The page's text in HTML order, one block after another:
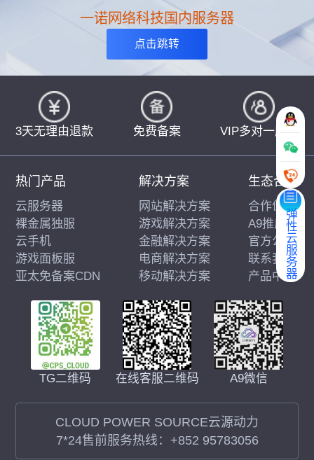
弹性云服务器
一诺网络科技国内服务器
点击跳转
3天无理由退款 免费备案 VIP多对一服务
TG二维码 在线客服二维码 A9微信
CLOUD POWER SOURCE云源动力
7*24售前服务热线： +852 95783056
热门产品
云服务器
裸金属独服
云手机
游戏面板服
亚太免备案CDN
解决方案
网站解决方案
游戏解决方案
金融解决方案
电商解决方案
移动解决方案
生态合作
合作伙伴
A9推广
官方公告
联系我们
产品中心